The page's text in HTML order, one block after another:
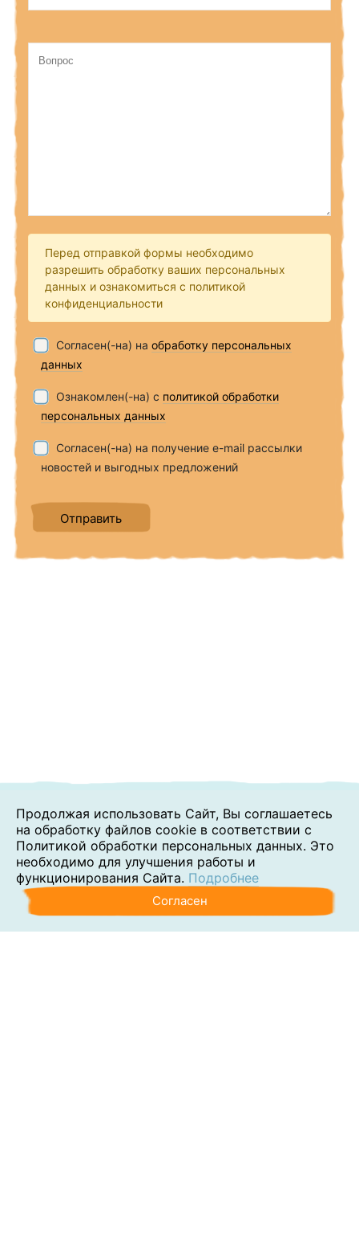
Перед отправкой формы необходимо
разрешить обработку ваших персональных
данных и ознакомиться с политикой
конфиденциальности
Согласен(-на) на обработку персональных
данных
Ознакомлен(-на) с политикой обработки
персональных данных
Согласен(-на) на получение e-mail рассылки
новостей и выгодных предложений
Продолжая использовать Сайт, Вы соглашаетесь
на обработку файлов cookie в соответствии с
Политикой обработки персональных данных. Это
необходимо для улучшения работы и
функционирования Сайта. Подробнее
Согласен